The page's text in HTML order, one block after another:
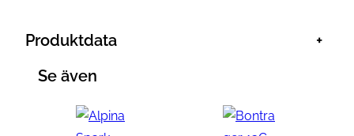
m
Produktdata
+
Se även